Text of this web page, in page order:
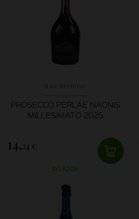
PROSECCO PERLAE NAONIS
MILLESIMATO 2025
14,24 €
SKLADOM